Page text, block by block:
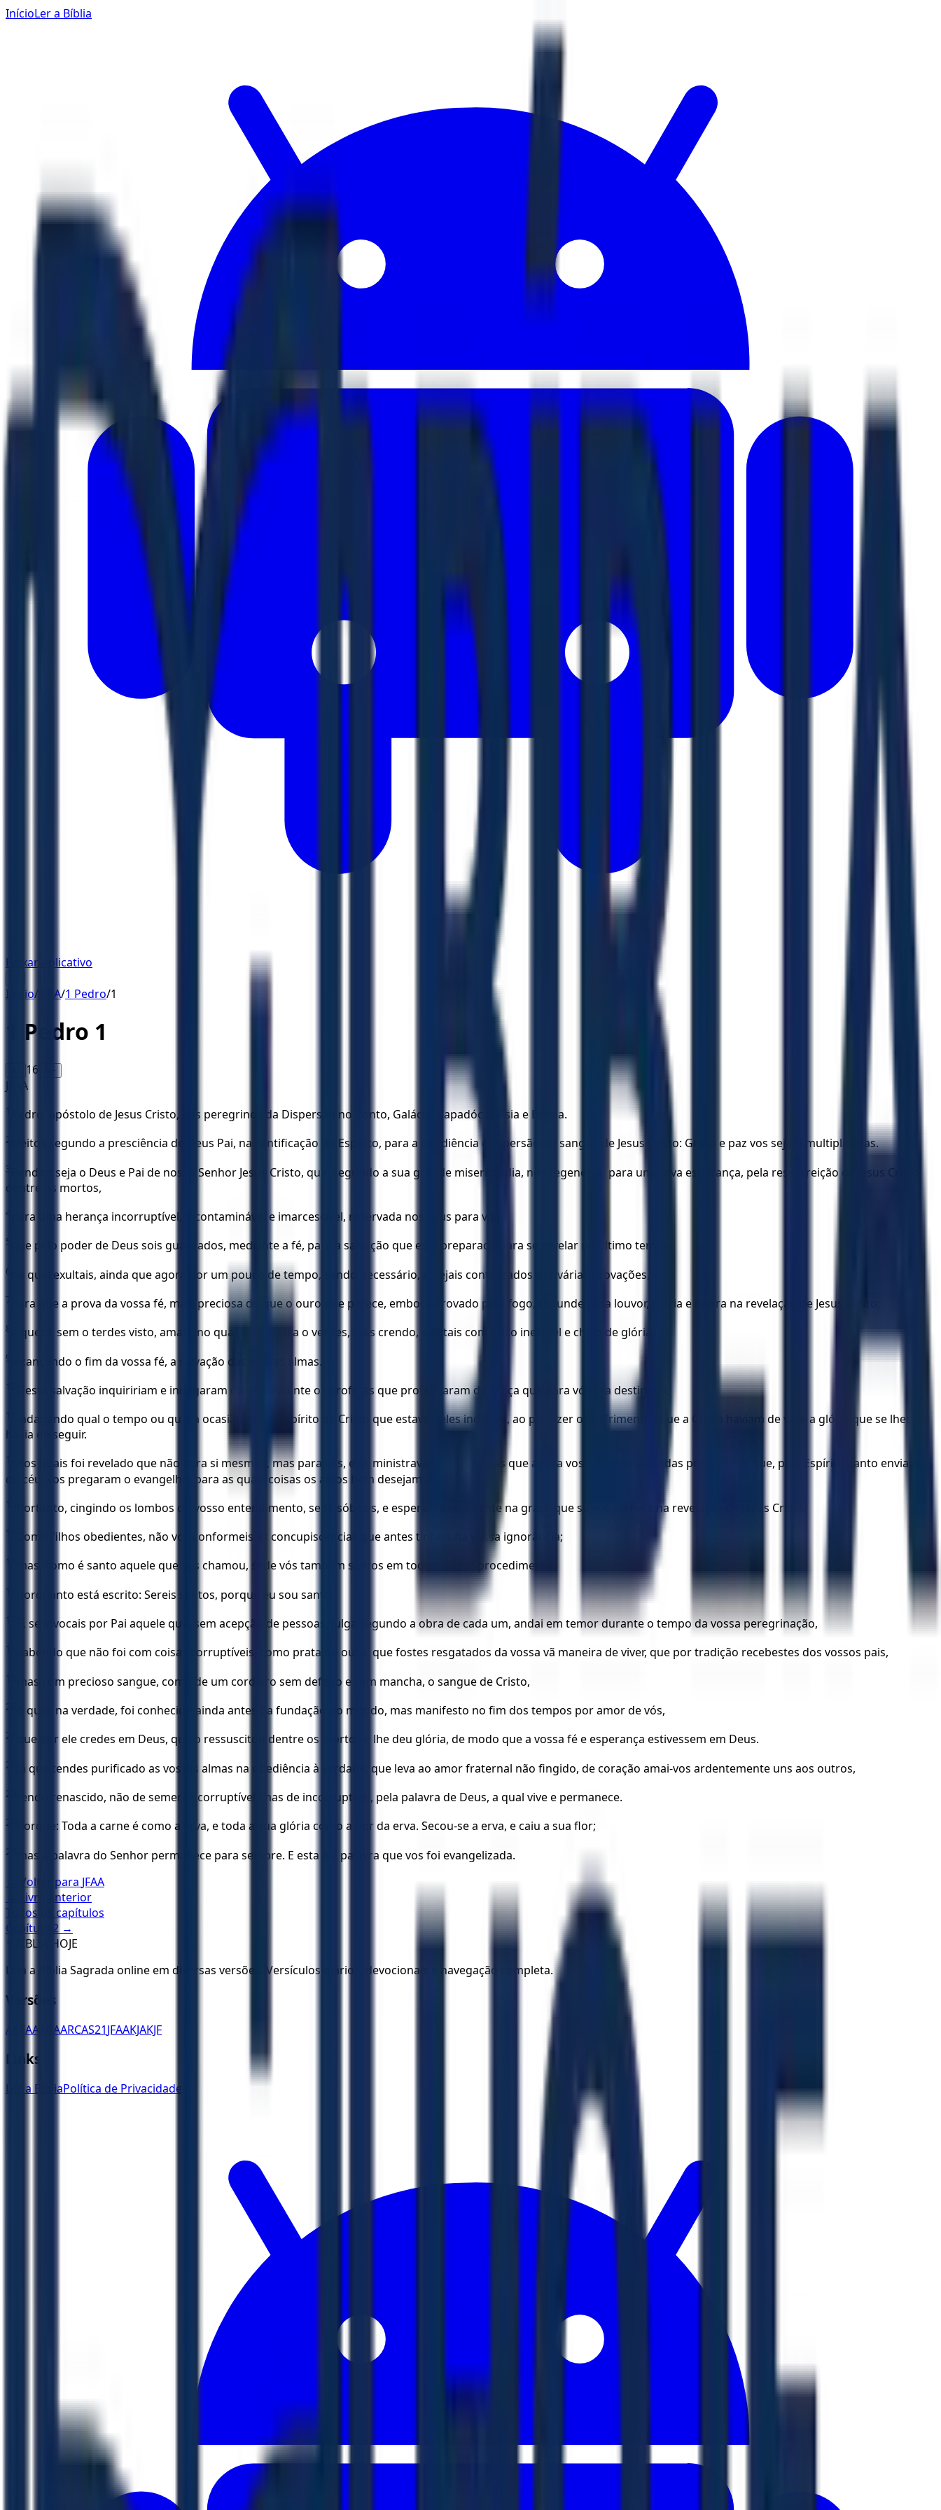
InícioLer a Bíblia
Baixar Aplicativo
Início/ JFAA/1 Pedro/1
1 Pedro 1
16 A+
JFAA
1 Pedro, apóstolo de Jesus Cristo, aos peregrinos da Dispersão no Ponto, Galácia, Capadócia, Ásia e Bitínia.
2 eleitos segundo a presciência de Deus Pai, na santificação do Espírito, para a obediência e aspersão do sangue de Jesus Cristo: Graça e paz vos sejam multiplicadas.
3
Bendito seja o Deus e Pai de nosso Senhor Jesus Cristo, que, segundo a sua grande misericórdia, nos regenerou para uma viva esperança, pela ressurreição de Jesus Cristo
dentre os mortos,
4 para uma herança incorruptível, incontaminável e imarcescível, reservada nos céus para vós,
5 que pelo poder de Deus sois guardados, mediante a fé, para a salvação que está preparada para se revelar no último tempo;
6 na qual exultais, ainda que agora por um pouco de tempo, sendo necessário, estejais contristados por várias provações,
7 para que a prova da vossa fé, mais preciosa do que o ouro que perece, embora provado pelo fogo, redunde para louvor, glória e honra na revelação de Jesus Cristo;
8 a quem, sem o terdes visto, amais; no qual, sem agora o verdes, mas crendo, exultais com gozo inefável e cheio de glória,
9 alcançando o fim da vossa fé, a salvação das vossas almas.
10 Desta salvação inquiririam e indagaram diligentemente os profetas que profetizaram da graça que para vós era destinada,
11
indagando qual o tempo ou qual a ocasião que o Espírito de Cristo que estava neles indicava, ao predizer os sofrimentos que a Cristo haviam de vir, e a glória que se lhes
havia de seguir.
12
Aos quais foi revelado que não para si mesmos, mas para vós, eles ministravam estas coisas que agora vos foram anunciadas por aqueles que, pelo Espírito Santo enviado
do céu, vos pregaram o evangelho; para as quais coisas os anjos bem desejam atentar.
13 Portanto, cingindo os lombos do vosso entendimento, sede sóbrios, e esperai inteiramente na graça que se vos oferece na revelação de Jesus Cristo.
14 Como filhos obedientes, não vos conformeis às concupiscências que antes tínheis na vossa ignorância;
15 mas, como é santo aquele que vos chamou, sede vós também santos em todo o vosso procedimento;
16 porquanto está escrito: Sereis santos, porque eu sou santo.
17 E, se invocais por Pai aquele que, sem acepção de pessoas, julga segundo a obra de cada um, andai em temor durante o tempo da vossa peregrinação,
18 sabendo que não foi com coisas corruptíveis, como prata ou ouro, que fostes resgatados da vossa vã maneira de viver, que por tradição recebestes dos vossos pais,
19 mas com precioso sangue, como de um cordeiro sem defeito e sem mancha, o sangue de Cristo,
20 o qual, na verdade, foi conhecido ainda antes da fundação do mundo, mas manifesto no fim dos tempos por amor de vós,
21 que por ele credes em Deus, que o ressuscitou dentre os mortos e lhe deu glória, de modo que a vossa fé e esperança estivessem em Deus.
22 Já que tendes purificado as vossas almas na obediência à verdade, que leva ao amor fraternal não fingido, de coração amai-vos ardentemente uns aos outros,
23 tendo renascido, não de semente corruptível, mas de incorruptível, pela palavra de Deus, a qual vive e permanece.
24 Porque: Toda a carne é como a erva, e toda a sua glória como a flor da erva. Secou-se a erva, e caiu a sua flor;
25
mas a palavra do Senhor permanece para sempre. E esta é a palavra que vos foi evangelizada.
← Voltar para JFAA
← Livro anterior
Todos os capítulos
Capítulo
2 →
BÍBLIA HOJE
Leia a Bíblia Sagrada online em diversas versões. Versículos diários, devocionais e navegação completa.
Versões
ACFAA ARAARCAS21JFAAKJAKJF
Links
Ler a BíbliaPolítica de Privacidade